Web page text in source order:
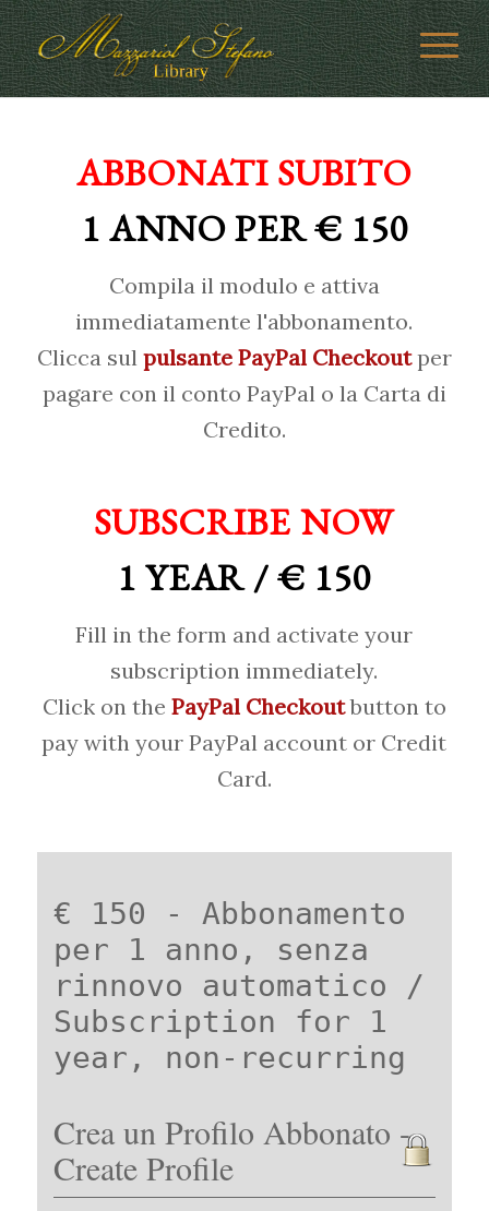
ABBONATI SUBITO
1 ANNO PER € 150
Compila il modulo e attiva
immediatamente l'abbonamento.
Clicca sul pulsante PayPal Checkoutper
pagare con il conto PayPal o la Carta di
Credito.
SUBSCRIBE NOW
1 YEAR / € 150
Fill in the form and activate your
subscription immediately.
Click on the PayPal Checkoutbutton to
pay with your PayPal account or Credit
Card.
€ 150 - Abbonamento
per 1 anno, senza
rinnovo automatico /
Subscription for 1
year, non-recurring
Crea un Profilo Abbonato -
Create Profile